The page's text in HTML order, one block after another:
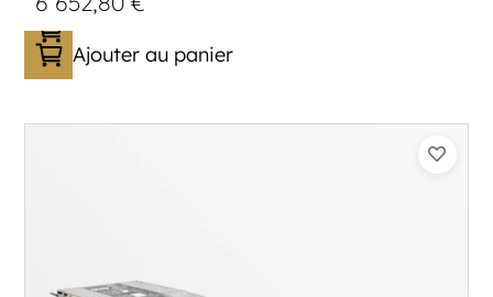
Longueur utile (mm) :
Ajouter au panier